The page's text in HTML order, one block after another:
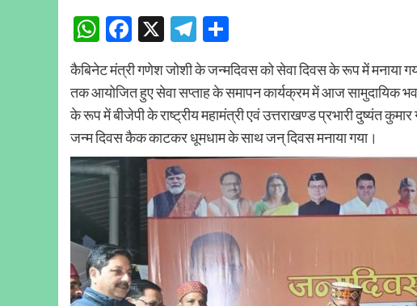
WhatsApp
Facebook
X Telegram
कैबिनेट मंत्री गणेश जोशी के जन्मदिवस को सेवा दिवस के रूप में मनाया
तक आयोजित हुए सेवा सप्ताह के समापन कार्यक्रम में आज सामुदायिक
के रूप में बीजेपी के राष्ट्रीय महामंत्री एवं उत्तराखण्ड प्रभारी दुष्यंत
जन्म दिवस कैक काटकर धूमधाम के साथ जन् दिवस मनाया गया।